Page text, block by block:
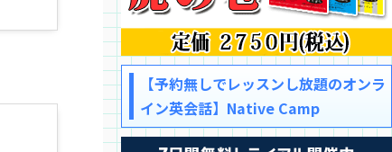
【予約無しでレッスンし放題のオンラ
イン英会話】Native Camp